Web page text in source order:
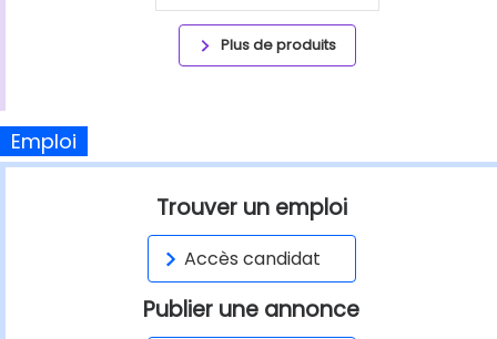
Plus de produits
Emploi
Trouver un emploi
Accès candidat
Publier une annonce